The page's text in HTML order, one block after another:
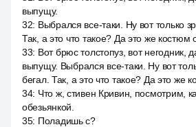
выпущу.
32: Выбрался все-таки. Ну вот только
Так, а это что такое? Да это же костюм
33: Вот брюс толстопуз, вот негодник,
выпущу. Выбрался все-таки. Ну вот
бегал. Так, а это что такое? Да это же
34: Что ж, стивен Кривин, посмотрим,
обезьянкой.
35: Поладишь с?